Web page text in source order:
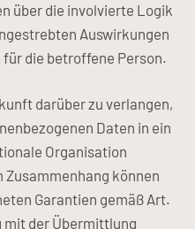
über die involvierte Logik
Auswirkungen
die betroffene Person.
darüber zu verlangen,
Daten in ein
Organisation
können
Garantien gemäß Art.
mit der Übermittlung